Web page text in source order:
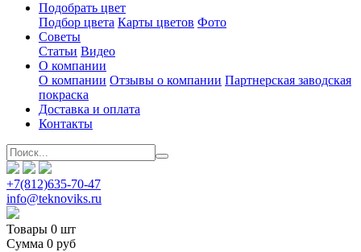
Подобрать цвет
Подбор цвета Карты цветов Фото
Советы
Статьи Видео
О компании
О компании Отзывы о компании Партнерская заводская
покраска
Доставка и оплата
Контакты
+7(812)635-70-47
info@teknoviks.ru
Товары 0 шт
Сумма 0 руб